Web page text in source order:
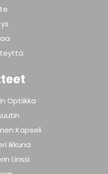
Optiikka
Kapseli
Ikkuna
Linssi